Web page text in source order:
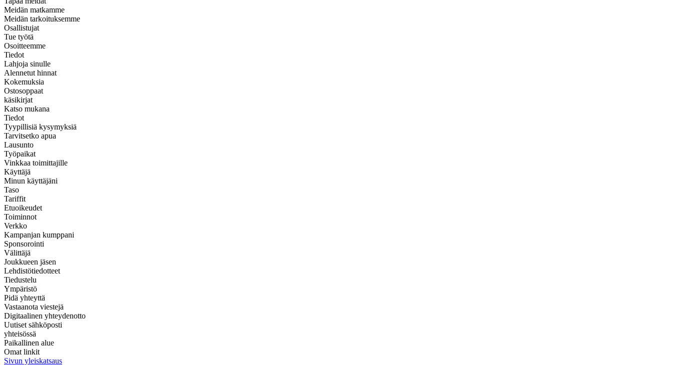
Meidän matkamme
Meidän tarkoituksemme
Osallistujat
Tue työtä
Osoitteemme
Tiedot
Lahjoja sinulle
Alennetut hinnat
Kokemuksia
Ostosoppaat
käsikirjat
Katso mukana
Tiedot
Tyypillisiä kysymyksiä
Tarvitsetko apua
Lausunto
Työpaikat
Vinkkaa toimittajille
Käyttäjä
Minun käyttäjäni
Taso
Tariffit
Etuoikeudet
Toiminnot
Verkko
Kampanjan kumppani
Sponsorointi
Välittäjä
Joukkueen jäsen
Lehdistötiedotteet
Tiedustelu
Ympäristö
Pidä yhteyttä
Vastaanota viestejä
Digitaalinen yhteydenotto
Uutiset sähköposti
yhteisössä
Paikallinen alue
Omat linkit
Sivun yleiskatsaus